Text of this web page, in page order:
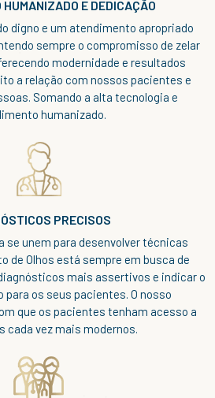
HUMANIZADO E DEDICAÇÃO
digno e um atendimento apropriado
sempre o compromisso de zelar
modernidade e resultados
a relação com nossos pacientes e
Somando a alta tecnologia e
humanizado.
PRECISOS
se unem para desenvolver técnicas
de Olhos está sempre em busca de
mais assertivos e indicar o
os seus pacientes. O nosso
que os pacientes tenham acesso a
cada vez mais modernos.